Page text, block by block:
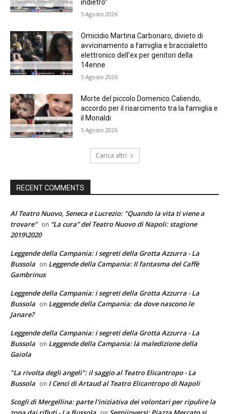
indietro”
5 Agosto 2026
Omicidio Martina Carbonaro, divieto di
avvicinamento a famiglia e braccialetto
elettronico dell’ex per genitori della
14enne
5 Agosto 2026
Morte del piccolo Domenico Caliendo,
accordo per il risarcimento tra la famiglia e
il Monaldi
5 Agosto 2026
Carica altri
RECENT COMMENTS
Al Teatro Nuovo, Seneca e Lucrezio: "Quando la vita ti viene a
trovare" on “La cura” del Teatro Nuovo di Napoli: stagione
2019\2020
Leggende della Campania: i segreti della Grotta Azzurra - La
Bussola on Leggende della Campania: Il fantasma del Caffè
Gambrinus
Leggende della Campania: i segreti della Grotta Azzurra - La
Bussola on Leggende della Campania: da dove nascono le
Janare?
Leggende della Campania: i segreti della Grotta Azzurra - La
Bussola on Leggende della Campania: la maledizione della
Gaiola
"La rivolta degli angeli": il saggio al Teatro Elicantropo - La
Bussola on I Cenci di Artaud al Teatro Elicantropo di Napoli
Scogli di Mergellina: parte l'iniziativa dei volontari per ripulire la